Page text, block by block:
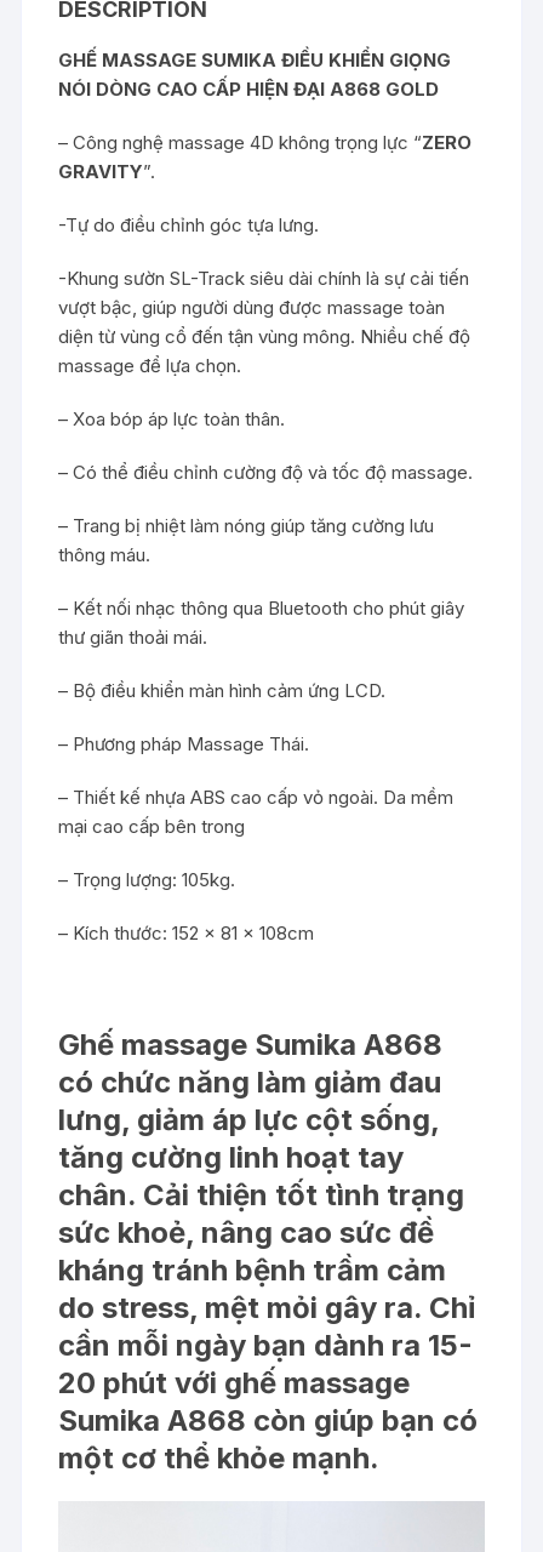
DESCRIPTION
GHẾ MASSAGE SUMIKA ĐIỀU KHIỂN GIỌNG
NÓI DÒNG CAO CẤP HIỆN ĐẠIA868 GOLD
– Công nghệ massage 4D không trọng lực “ZERO
GRAVITY”.
-Tự do điều chỉnh góc tựa lưng.
-Khung sườn SL-Track siêu dài chính là sự cải tiến
vượt bậc, giúp người dùng được massage toàn
diện từ vùng cổ đến tận vùng mông. Nhiều chế độ
massage để lựa chọn.
– Xoa bóp áp lực toàn thân.
– Có thể điều chỉnh cường độ và tốc độ massage.
– Trang bị nhiệt làm nóng giúp tăng cường lưu
thông máu.
– Kết nối nhạc thông qua Bluetooth cho phút giây
thư giãn thoải mái.
– Bộ điều khiển màn hình cảm ứng LCD.
– Phương pháp Massage Thái.
– Thiết kế nhựa ABS cao cấp vỏ ngoài. Da mềm
mại cao cấp bên trong
– Trọng lượng: 105kg.
– Kích thước: 152 x 81 x 108cm
Ghế massage Sumika A868
có chức năng làm giảm đau
lưng, giảm áp lực cột sống,
tăng cường linh hoạt tay
chân. Cải thiện tốt tình trạng
sức khoẻ, nâng cao sức đề
kháng tránh bệnh trầm cảm
do stress, mệt mỏi gây ra. Chỉ
cần mỗi ngày bạn dành ra 15-
20 phút với ghế massage
Sumika A868 còn giúp bạn có
một cơ thể khỏe mạnh.